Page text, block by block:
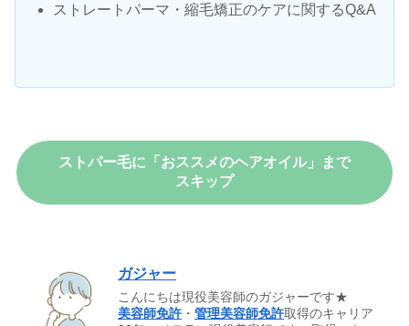
ストレートパーマ・縮毛矯正のケアに関するQ&A
ストパー毛に「おススメのヘアオイル」まで
スキップ
ガジャー
こんにちは現役美容師のガジャーです★
美容師免許 ・管理美容師免許取得のキャリア